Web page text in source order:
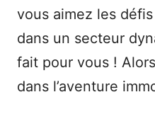
vous aimez les
dans un secteur
fait pour vous !
dans l’aventure